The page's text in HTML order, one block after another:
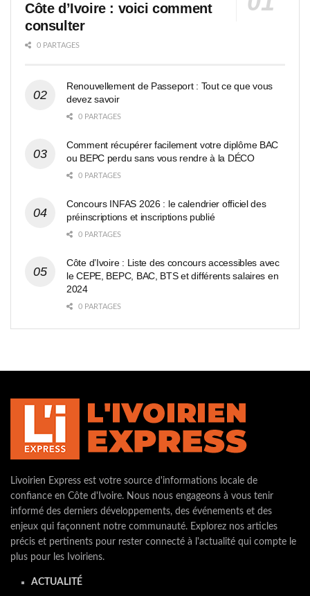
Côte d’Ivoire : voici comment
consulter
0 PARTAGES
Renouvellement de Passeport : Tout ce que vous
devez savoir
0 PARTAGES
Comment récupérer facilement votre diplôme BAC
ou BEPC perdu sans vous rendre à la DÉCO
0 PARTAGES
Concours INFAS 2026 : le calendrier officiel des
préinscriptions et inscriptions publié
0 PARTAGES
Côte d’Ivoire : Liste des concours accessibles avec
le CEPE, BEPC, BAC, BTS et différents salaires en
2024
0 PARTAGES
Livoirien Express est votre source d'informations locale de
confiance en Côte d'Ivoire. Nous nous engageons à vous tenir
informé des derniers développements, des événements et des
enjeux qui façonnent notre communauté. Explorez nos articles
précis et pertinents pour rester connecté à l'actualité qui compte le
plus pour les Ivoiriens.
ACTUALITÉ